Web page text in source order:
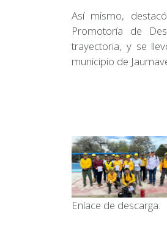
Así mismo,
Promotoría de
trayectoria, y se
municipio de
Enlace de descarga.